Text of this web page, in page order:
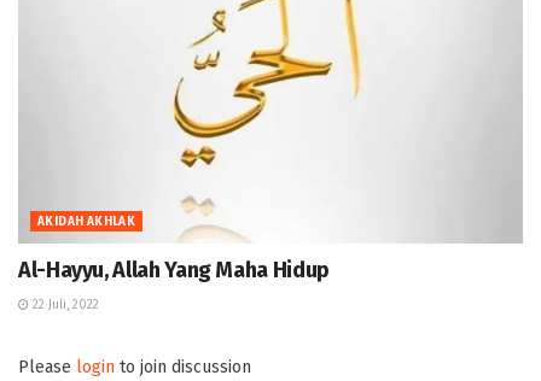
AKIDAH AKHLAK
Al-Hayyu, Allah Yang Maha Hidup
22 Juli, 2022
Please login to join discussion